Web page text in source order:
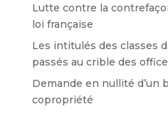
Lutte contre la
loi française
Les intitulés des classes
passés au crible des
Demande en nullité d’un
copropriété